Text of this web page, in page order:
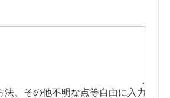
法、その他不明な点等自由に入力